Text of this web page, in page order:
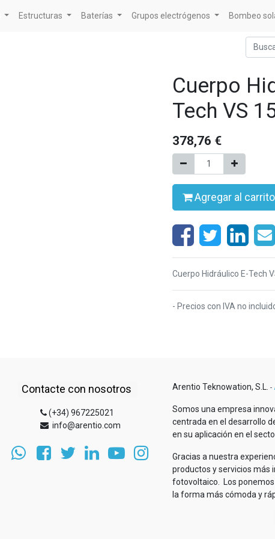
Estructuras Baterías Grupos electrógenos Bombeo
Cuerpo
Tech VS
378,76 €
Agregar al carrito
Cuerpo Hidráulico E-Tech
- Precios con IVA no
Contacte con nosotros
(+34) 967225021
info@arentio.com
Arentio Teknowation, S.L. -
Somos una empresa
centrada en el desarrollo
en su aplicación en el
Gracias a nuestra
productos y servicios más
fotovoltaico. Los ponemos
la forma más cómoda y